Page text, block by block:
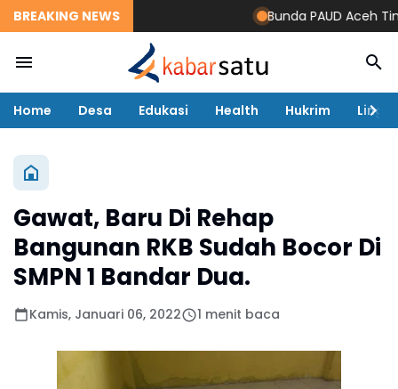
BREAKING NEWS Bunda PAUD Aceh
Home Desa Edukasi Health Hukrim
Gawat, Baru Di Rehap
Bangunan RKB Sudah Bocor Di
SMPN 1 Bandar Dua.
Kamis, Januari 06, 2022 1 menit baca